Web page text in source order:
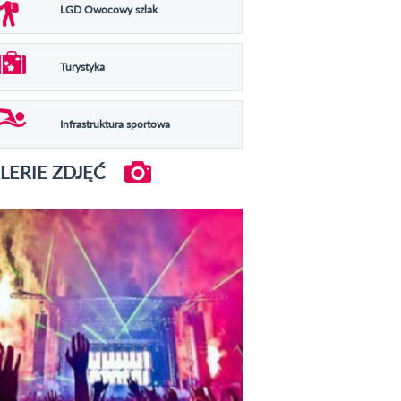
LGD Owocowy szlak
Turystyka
Infrastruktura sportowa
ZDJĘĆ